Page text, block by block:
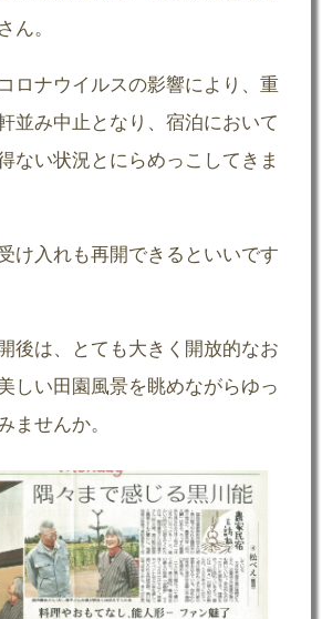
ん。
ロナウイルスの影響により、重
並み中止となり、宿泊において
ない状況とにらめっこしてきま
け入れも再開できるといいです
後は、とても大きく開放的なお
しい田園風景を眺めながらゆっ
ませんか。